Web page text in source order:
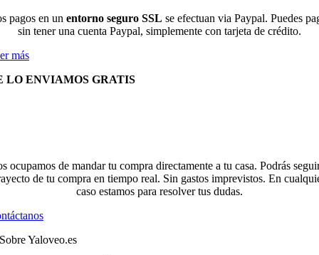
pagos en un entorno seguro SSL se efectuan via Paypal. Puedes
sin tener una cuenta Paypal, simplemente con tarjeta de crédito.
más
LO ENVIAMOS GRATIS
ocupamos de mandar tu compra directamente a tu casa. Podrás
de tu compra en tiempo real. Sin gastos imprevistos. En
caso estamos para resolver tus dudas.
Sobre Yaloveo.es